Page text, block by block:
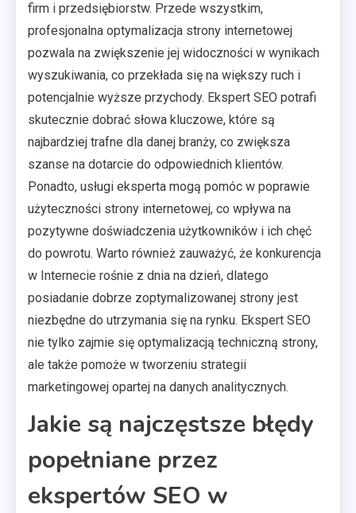
firm i przedsiębiorstw. Przede wszystkim,
profesjonalna optymalizacja strony internetowej
pozwala na zwiększenie jej widoczności w wynikach
wyszukiwania, co przekłada się na większy ruch i
potencjalnie wyższe przychody. Ekspert SEO potrafi
skutecznie dobrać słowa kluczowe, które są
najbardziej trafne dla danej branży, co zwiększa
szanse na dotarcie do odpowiednich klientów.
Ponadto, usługi eksperta mogą pomóc w poprawie
użyteczności strony internetowej, co wpływa na
pozytywne doświadczenia użytkowników i ich chęć
do powrotu. Warto również zauważyć, że konkurencja
w Internecie rośnie z dnia na dzień, dlatego
posiadanie dobrze zoptymalizowanej strony jest
niezbędne do utrzymania się na rynku. Ekspert SEO
nie tylko zajmie się optymalizacją techniczną strony,
ale także pomoże w tworzeniu strategii
marketingowej opartej na danych analitycznych.
Jakie są najczęstsze błędy
popełniane przez
ekspertów SEO w